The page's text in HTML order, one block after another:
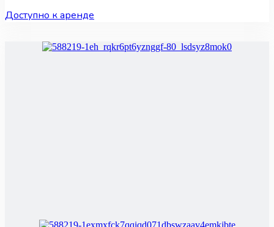
Доступно к аренде